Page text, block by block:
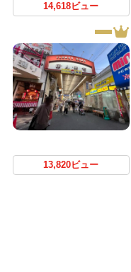
14,618ビュー
13,820ビュー